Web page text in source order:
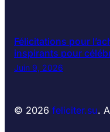
Félicitations pour
inspirants pour
Juin 9, 2026
© 2026 feliciter.su.